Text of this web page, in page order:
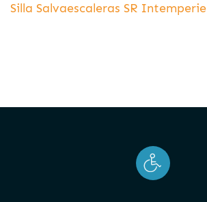
Silla Salvaescaleras SR Intemperie